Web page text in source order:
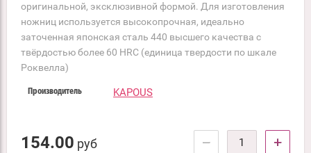
оригинальной, эксклюзивной формой. Для изготовления
ножниц используется высокопрочная, идеально
заточенная японская сталь 440 высшего качества с
твёрдостью более 60 HRC (единица твердости по шкале
Роквелла)
Производитель KAPOUS
154.00 руб − +